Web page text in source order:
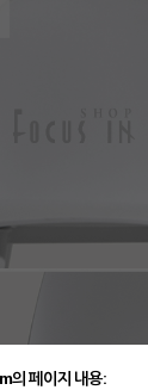
의 페이지 내용: